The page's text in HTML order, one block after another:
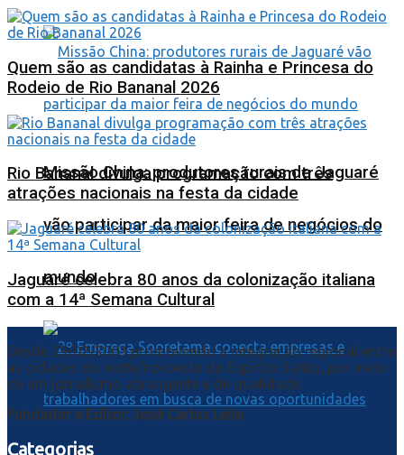
Missão China: produtores rurais de Jaguaré
vão participar da maior feira de negócios do
mundo
Quem são as candidatas à Rainha e Princesa do
Rodeio de Rio Bananal 2026
Rio Bananal divulga programação com três
atrações nacionais na festa da cidade
Jaguaré celebra 80 anos da colonização italiana
com a 14ª Semana Cultural
Desde 29/02/2003 promovendo a integração regional entre
as cidades do norte/noroeste do Espírito Santo, por meio
de um jornalismo abrangente e de qualidade.
Fundador e Editor: José Carlos Leite
Categorias